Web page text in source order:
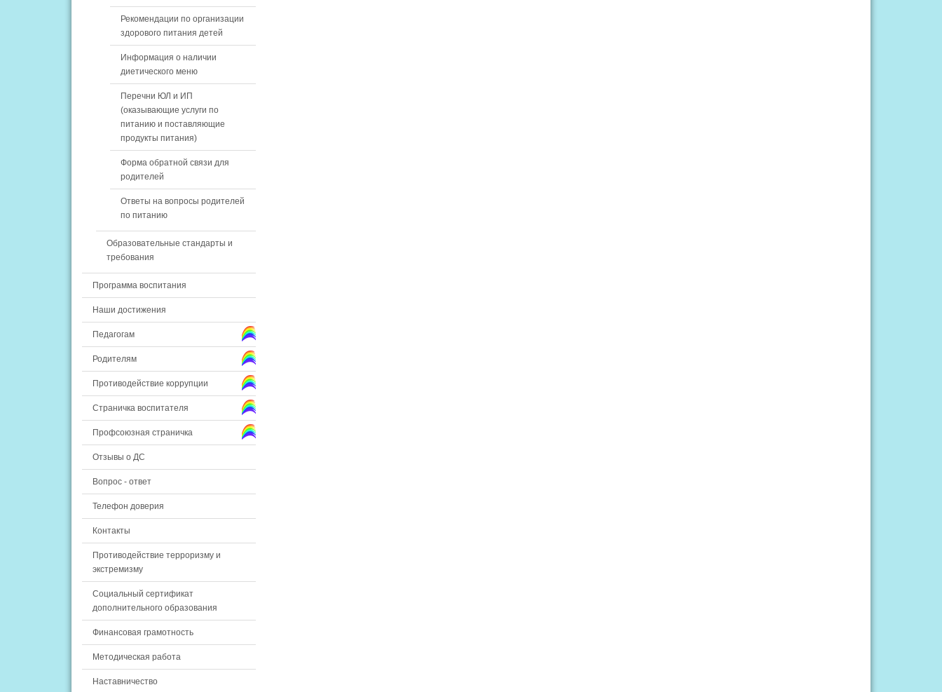
Рекомендации по организации
здорового питания детей
Информация о наличии
диетического меню
Перечни ЮЛ и ИП
(оказывающие услуги по
питанию и поставляющие
продукты питания)
Форма обратной связи для
родителей
Ответы на вопросы родителей
по питанию
Образовательные стандарты и
требования
Программа воспитания
Наши достижения
Педагогам
Родителям
Противодействие коррупции
Страничка воспитателя
Профсоюзная страничка
Отзывы о ДС
Вопрос - ответ
Телефон доверия
Контакты
Противодействие терроризму и
экстремизму
Социальный сертификат
дополнительного образования
Финансовая грамотность
Методическая работа
Наставничество